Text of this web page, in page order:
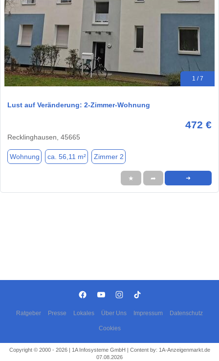
1 / 7
Lust auf Veränderung: 2-Zimmer-Wohnung
472 €
Recklinghausen, 45665
Wohnung ca. 56,11 m² Zimmer 2
★ ➦ ➜
Ratgeber Presse Lokales Über Uns Impressum Datenschutz
Cookies
Copyright © 2000 - 2026 | 1A Infosysteme GmbH | Content by: 1A-Anzeigenmarkt.de
07.08.2026